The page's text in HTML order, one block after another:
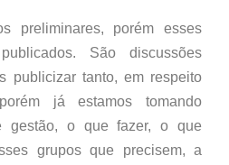
preliminares, porém esses
São discussões
publicizar tanto, em respeito
já estamos tomando
gestão, o que fazer, o que
grupos que precisem, a